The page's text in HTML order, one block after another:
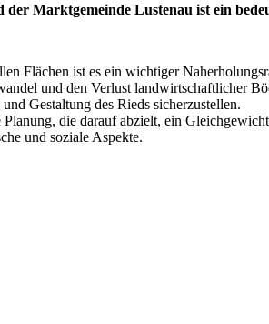
Marktgemeinde Lustenau ist ein
Flächen ist es ein wichtiger
und den Verlust landwirtschaftlicher
Gestaltung des Rieds sicherzustellen.
die darauf abzielt, ein
und soziale Aspekte.